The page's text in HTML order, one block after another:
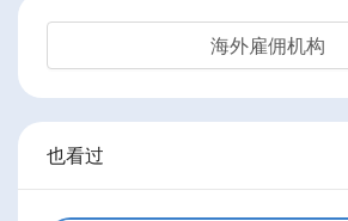
海外雇佣机构
也看过